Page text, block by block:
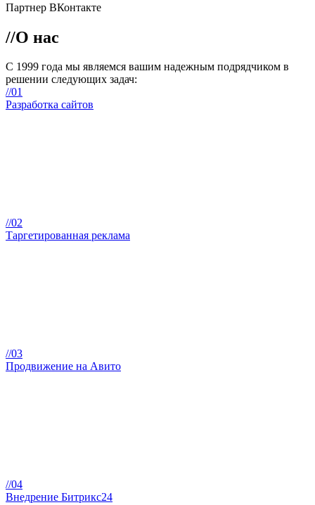
Партнер ВКонтакте
//О нас
С 1999 года мы являемся вашим надежным подрядчиком в
решении следующих задач:
//01
Разработка сайтов
//02
Таргетированная реклама
//03
Продвижение на Авито
//04
Внедрение Битрикс24